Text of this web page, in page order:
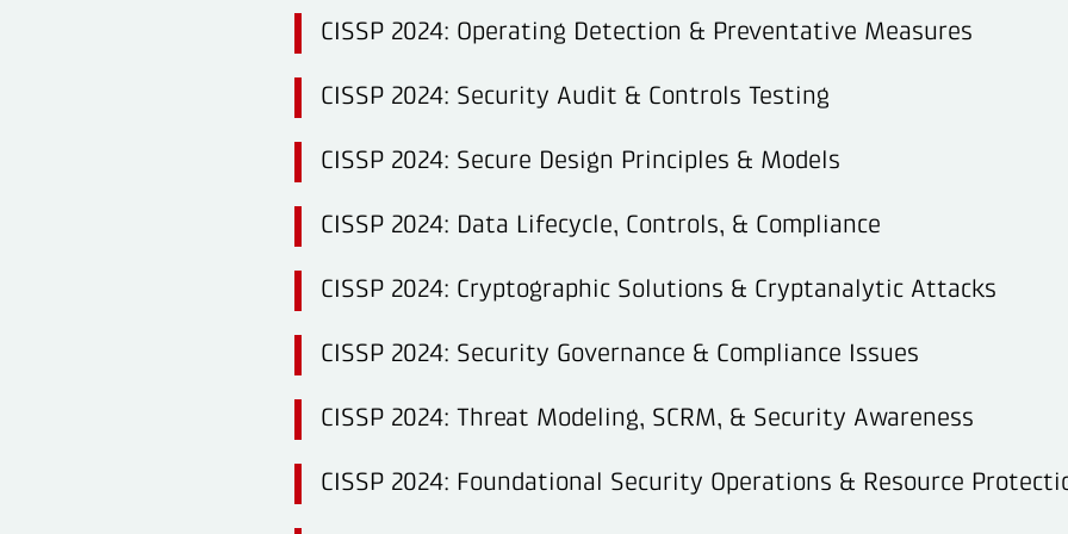
CISSP 2024: Operating Detection & Preventative Measures
CISSP 2024: Security Audit & Controls Testing
CISSP 2024: Secure Design Principles & Models
CISSP 2024: Data Lifecycle, Controls, & Compliance
CISSP 2024: Cryptographic Solutions & Cryptanalytic Attacks
CISSP 2024: Security Governance & Compliance Issues
CISSP 2024: Threat Modeling, SCRM, & Security Awareness
CISSP 2024: Foundational Security Operations & Resource